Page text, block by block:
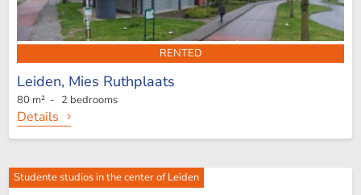
RENTED
Leiden, Mies Ruthplaats
80 m² - 2 bedrooms
Details
Studente studios in the center of Leiden